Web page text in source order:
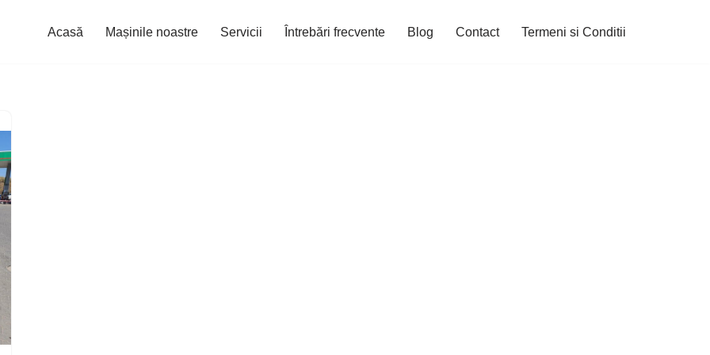
Acasă Mașinile noastre Servicii Întrebări frecvente Blog Contact Termeni si Conditii